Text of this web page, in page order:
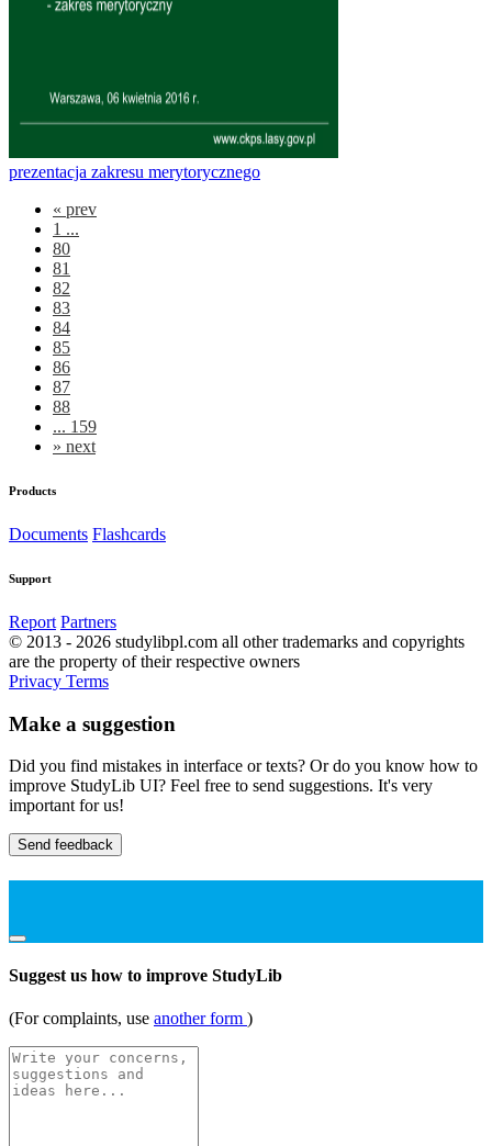
prezentacja zakresu merytorycznego
« prev
1 ...
80
81
82
83
84
85
86
87
88
... 159
» next
Products
Documents Flashcards
Support
Report Partners
© 2013 - 2026 studylibpl.com all other trademarks and copyrights
are the property of their respective owners
Privacy Terms
Make a suggestion
Did you find mistakes in interface or texts? Or do you know how to
improve StudyLib UI? Feel free to send suggestions. It's very
important for us!
Send feedback
Suggest us how to improve StudyLib
(For complaints, use another form )